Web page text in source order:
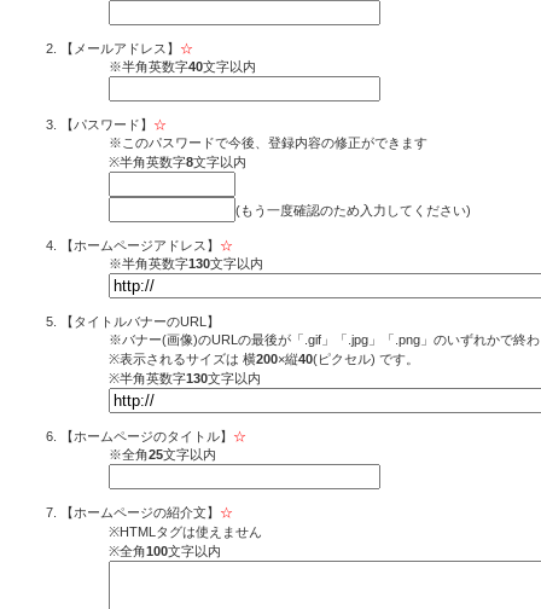
【メールアドレス】 ☆
※半角英数字40文字以内
【パスワード】 ☆
※このパスワードで今後、登録内容の修正ができます
※半角英数字8文字以内
(もう一度確認のため入力してください)
【ホームページアドレス】 ☆
※半角英数字130文字以内
【タイトルバナーのURL】
※バナー(画像)のURLの最後が「.gif」「.jpg」「.png」のいずれかで終
※表示されるサイズは 横200×縦40(ピクセル) です。
※半角英数字130文字以内
【ホームページのタイトル】 ☆
※全角25文字以内
【ホームページの紹介文】 ☆
※HTMLタグは使えません
※全角100文字以内